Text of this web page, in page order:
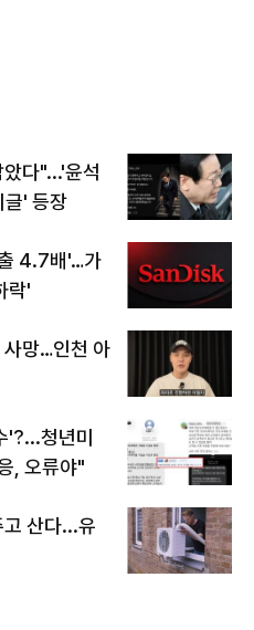
다"...'윤석
글' 등장
4.7배'…가
락'
사망…인천 아
'?...청년미
, 오류야"
산다...유